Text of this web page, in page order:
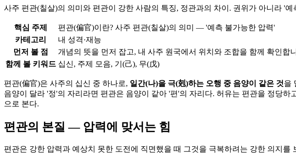
사주 편관(칠살)의 의미와 편관이 강한 사람의 특징, 정관과의 차이. 권위가 아니라 '
핵심 주제
편관(偏官)이란? 사주 편관(칠살)의 의미 — '예측 불가능한 압력'
카테고리
내 성격·재능
먼저 볼 점
개념의 뜻을 먼저 잡고, 내 사주 원국에서 위치와 조합을 함께 확인합
함께 볼 키워드 십신, 주제 모음, 기(己), 무(戊)
편관(偏官)은 사주의 십신 중 하나로, 일간(나)을 극(剋)하는 오행 중 음양이 같은 것을
음양이 달라 '정'의 자리라면 편관은 음양이 같아 '편'의 자리다. 허유는 편관을 정당하
으로 본다.
편관의 본질 — 압력에 맞서는 힘
편관은 강한 압력과 예상치 못한 도전에 직면했을 때 그것을 극복하려는 강한 의지